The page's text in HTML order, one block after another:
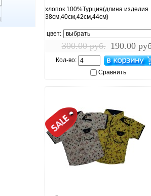
хлопок 100%Турция(длина изделия
38см,40см,42см,44см)
цвет:
300.00 руб. 190.00
Кол-во:
Сравнить